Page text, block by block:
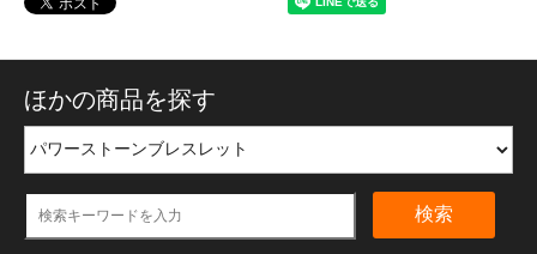
ほかの商品を探す
検索